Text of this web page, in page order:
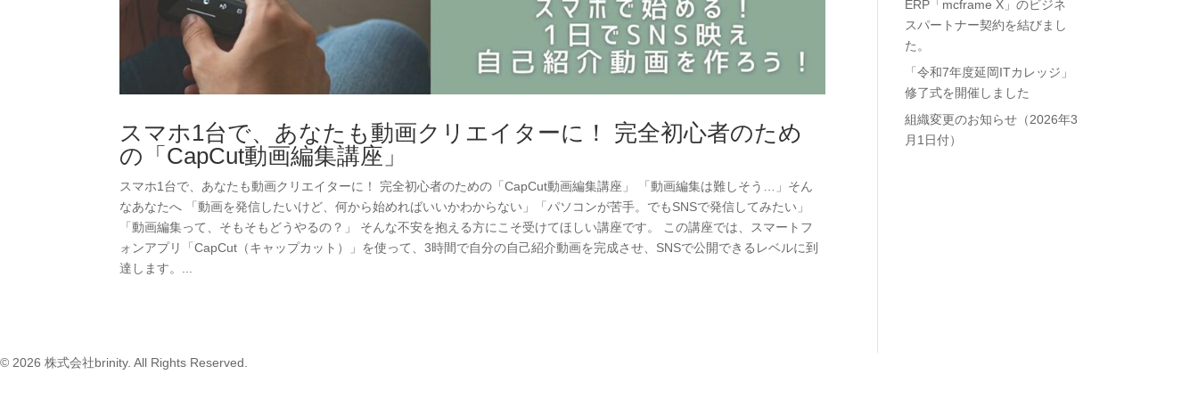
スマホ1台で、あなたも動画クリエイターに！ 完全初心者のため
の「CapCut動画編集講座」
スマホ1台で、あなたも動画クリエイターに！ 完全初心者のための「CapCut動画編集講座」 「動画編集は難しそう…」そん
なあなたへ 「動画を発信したいけど、何から始めればいいかわからない」「パソコンが苦手。でもSNSで発信してみたい」
「動画編集って、そもそもどうやるの？」 そんな不安を抱える方にこそ受けてほしい講座です。 この講座では、スマートフ
ォンアプリ「CapCut（キャップカット）」を使って、3時間で自分の自己紹介動画を完成させ、SNSで公開できるレベルに到
達します。...
ERP「mcframe X」のビジネ
スパートナー契約を結びまし
た。
「令和7年度延岡ITカレッジ」
修了式を開催しました
組織変更のお知らせ（2026年3
月1日付）
© 2026 株式会社brinity. All Rights Reserved.